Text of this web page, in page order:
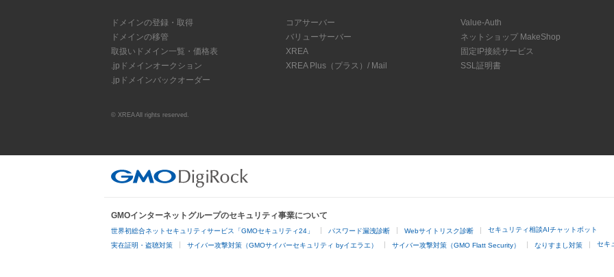
ドメインの登録・取得
ドメインの移管
取扱いドメイン一覧・価格表
.jpドメインオークション
.jpドメインバックオーダー
コアサーバー
バリューサーバー
XREA
XREA Plus（プラス）/ Mail
Value-Auth
ネットショップ MakeShop
固定IP接続サービス
SSL証明書
© XREA All rights reserved.
GMOインターネットグループのセキュリティ事業について
世界初総合ネットセキュリティサービス「GMOセキュリティ24」 パスワード漏洩診断 Webサイトリスク診断 セキュリティ相談AIチャットボット
実在証明・盗聴対策 サイバー攻撃対策（GMOサイバーセキュリティ byイエラエ） サイバー攻撃対策（GMO Flatt Security） なりすまし対策 セキ